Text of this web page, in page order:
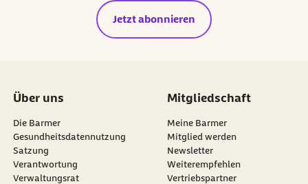
Jetzt abonnieren
Über uns
Die Barmer
Gesundheitsdatennutzung
Satzung
Verantwortung
Verwaltungsrat
Mitgliedschaft
Meine Barmer
Mitglied werden
Newsletter
externer Link:
Weiterempfehlen
Vertriebspartner